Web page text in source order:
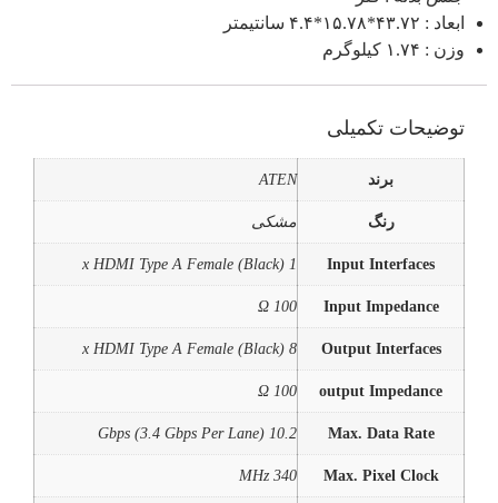
ابعاد : ۴۳.۷۲*۱۵.۷۸*۴.۴ سانتیمتر
وزن : ۱.۷۴ کیلوگرم
توضیحات تکمیلی
برند ATEN
رنگ مشکی
Input Interfaces
1 x HDMI Type A Female (Black)
Input Impedance
100 Ω
Output Interfaces
8 x HDMI Type A Female (Black)
output Impedance
100 Ω
Max. Data Rate
10.2 Gbps (3.4 Gbps Per Lane)
Max. Pixel Clock
340 MHz